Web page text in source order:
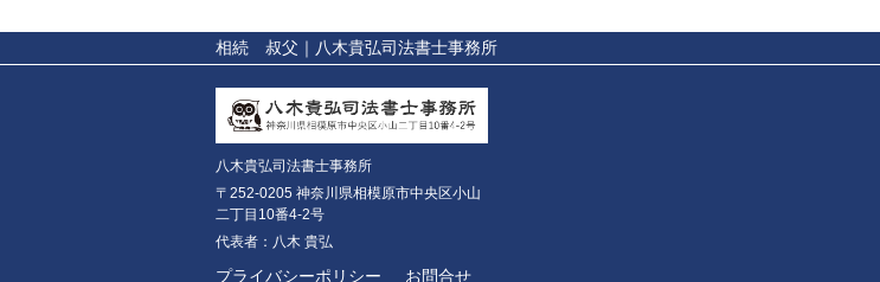
相続 叔父 ｜八木貴弘司法書士事務所
八木貴弘司法書士事務所
〒252-0205 神奈川県相模原市中央区小山
二丁目10番4-2号
代表者：八木 貴弘
プライバシーポリシー お問合せ